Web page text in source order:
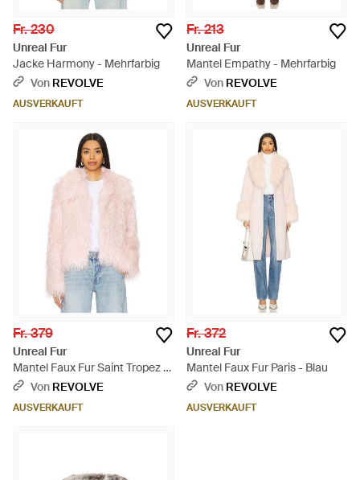
Fr. 230
Unreal Fur
Jacke Harmony - Mehrfarbig
Von REVOLVE
AUSVERKAUFT
Fr. 213
Unreal Fur
Mantel Empathy - Mehrfarbig
Von REVOLVE
AUSVERKAUFT
Fr. 379
Unreal Fur
Mantel Faux Fur Saint Tropez -
WeißVon REVOLVE
AUSVERKAUFT
Fr. 372
Unreal Fur
Mantel Faux Fur Paris - Blau
Von REVOLVE
AUSVERKAUFT